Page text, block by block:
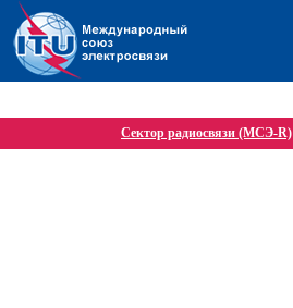
Сектор радиосвязи (МСЭ-R)